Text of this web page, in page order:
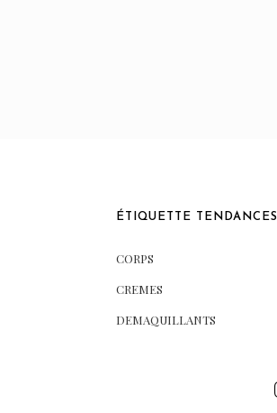
ÉTIQUETTE TENDANCES
CORPS
CREMES
DEMAQUILLANTS